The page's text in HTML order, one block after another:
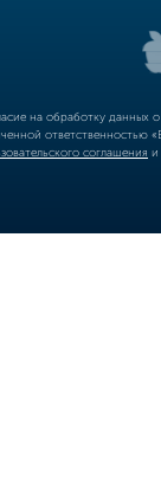
на обработку
соглашения и